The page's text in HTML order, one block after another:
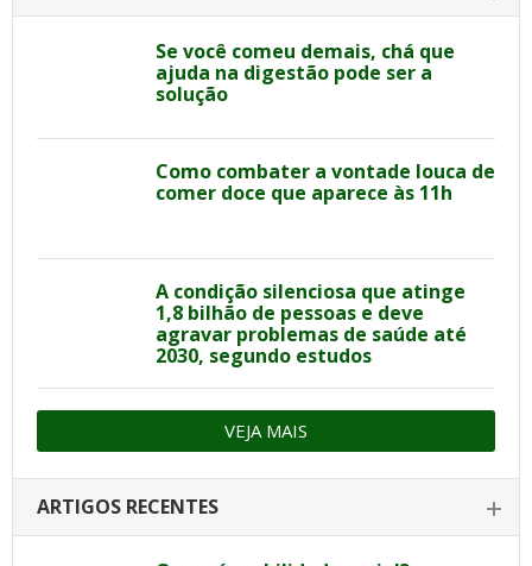
Se você comeu demais, chá que
ajuda na digestão pode ser a
solução
Como combater a vontade louca de
comer doce que aparece às 11h
A condição silenciosa que atinge
1,8 bilhão de pessoas e deve
agravar problemas de saúde até
2030, segundo estudos
VEJA MAIS
ARTIGOS RECENTES